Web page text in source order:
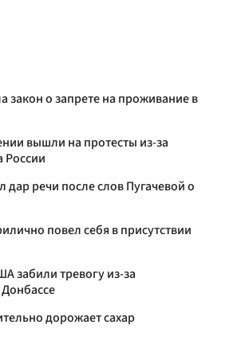
закон о запрете на проживание в
вышли на протесты из-за
России
дар речи после слов Пугачевой о
повел cебя в присутствии
забили тревогу из-за
дорожает сахар